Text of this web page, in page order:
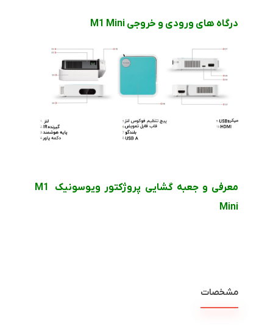
درگاه های ورودی و خروجی M1 Mini
معرفی و جعبه گشایی پروژکتور ویوسونیک M1
Mini
مشخصات